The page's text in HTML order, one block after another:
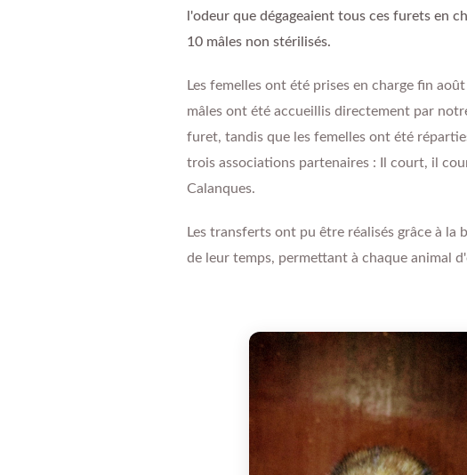
l'odeur que dégageaient tous ces furets en
10 mâles non stérilisés.
Les femelles ont été prises en charge fin
mâles ont été accueillis directement par
furet, tandis que les femelles ont été
trois associations partenaires : Il court, il
Calanques.
Les transferts ont pu être réalisés grâce à
de leur temps, permettant à chaque animal